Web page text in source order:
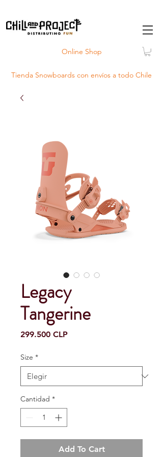
Online Shop
Tienda Snowboards con envíos a todo Chile
Legacy
Tangerine
299.500 CLPPrecio
Size *
Cantidad *
Add To Cart